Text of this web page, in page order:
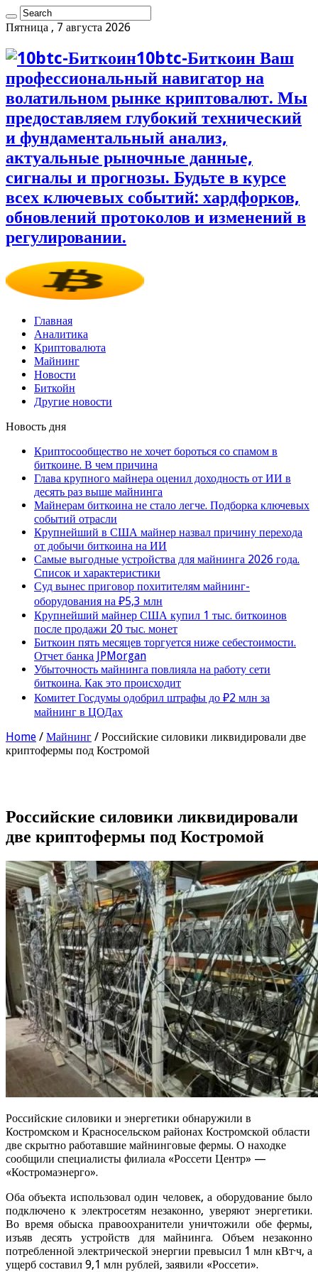
Пятница , 7 августа 2026
10btc-Биткоин Ваш
профессиональный навигатор на
волатильном рынке криптовалют. Мы
предоставляем глубокий технический
и фундаментальный анализ,
актуальные рыночные данные,
сигналы и прогнозы. Будьте в курсе
всех ключевых событий: хардфорков,
обновлений протоколов и изменений в
регулировании.
Главная
Аналитика
Криптовалюта
Майнинг
Новости
Биткойн
Другие новости
Новость дня
Криптосообщество не хочет бороться со спамом в
биткоине. В чем причина
Глава крупного майнера оценил доходность от ИИ в
десять раз выше майнинга
Майнерам биткоина не стало легче. Подборка ключевых
событий отрасли
Крупнейший в США майнер назвал причину перехода
от добычи биткоина на ИИ
Самые выгодные устройства для майнинга 2026 года.
Список и характеристики
Суд вынес приговор похитителям майнинг-
оборудования на ₽5,3 млн
Крупнейший майнер США купил 1 тыс. биткоинов
после продажи 20 тыс. монет
Биткоин пять месяцев торгуется ниже себестоимости.
Отчет банка JPMorgan
Убыточность майнинга повлияла на работу сети
биткоина. Как это происходит
Комитет Госдумы одобрил штрафы до ₽2 млн за
майнинг в ЦОДах
Home / Майнинг / Российские силовики ликвидировали две
криптофермы под Костромой
Российские силовики ликвидировали
две криптофермы под Костромой
Российские силовики и энергетики обнаружили в
Костромском и Красносельском районах Костромской области
две скрытно работавшие майнинговые фермы. О находке
сообщили специалисты филиала «Россети Центр» —
«Костромаэнерго».
Оба объекта использовал один человек, а оборудование было
подключено к электросетям незаконно, уверяют энергетики.
Во время обыска правоохранители уничтожили обе фермы,
изъяв десять устройств для майнинга. Объем незаконно
потребленной электрической энергии превысил 1 млн кВт·ч, а
ущерб составил 9,1 млн рублей, заявили «Россети».